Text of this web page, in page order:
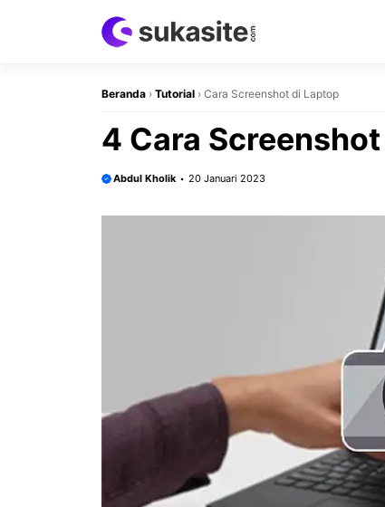
Beranda › Tutorial › Cara Screenshot di Laptop
4 Cara
Abdul Kholik 20 Januari 2023